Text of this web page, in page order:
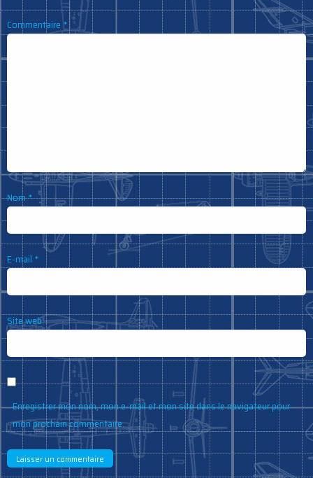
Commentaire *
Nom*
E-mail *
Site web
Enregistrer mon nom, mon e-mail et mon site dans le navigateur pour
mon prochain commentaire.